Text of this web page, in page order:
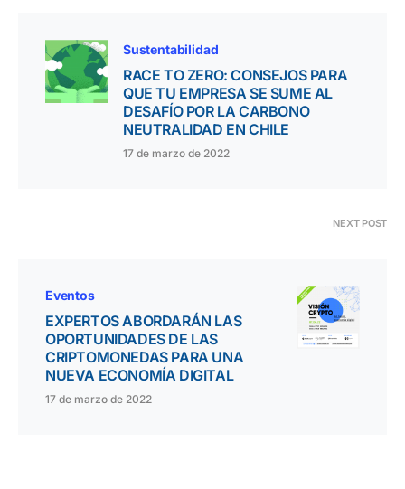
Sustentabilidad
RACE TO ZERO: CONSEJOS PARA
QUE TU EMPRESA SE SUME AL
DESAFÍO POR LA CARBONO
NEUTRALIDAD EN CHILE
17 de marzo de 2022
NEXT POST
Eventos
EXPERTOS ABORDARÁN LAS
OPORTUNIDADES DE LAS
CRIPTOMONEDAS PARA UNA
NUEVA ECONOMÍA DIGITAL
17 de marzo de 2022